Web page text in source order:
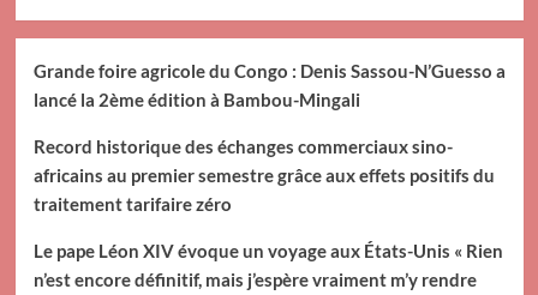
Grande foire agricole du Congo : Denis Sassou-N’Guesso a
lancé la 2ème édition à Bambou-Mingali
Record historique des échanges commerciaux sino-
africains au premier semestre grâce aux effets positifs du
traitement tarifaire zéro
Le pape Léon XIV évoque un voyage aux États-Unis « Rien
n’est encore définitif, mais j’espère vraiment m’y rendre